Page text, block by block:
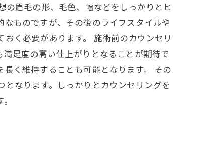
の眉毛の形、毛色、幅などをしっかりとヒ
ものですが、その後のライフスタイルや
く必要があります。 施術前のカウンセリ
足度の高い仕上がりとなることが期待で
く維持することも可能となります。 その
なります。しっかりとカウンセリングを